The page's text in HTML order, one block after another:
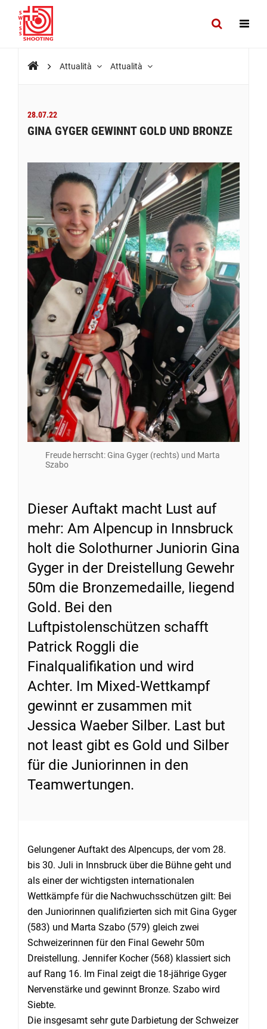
Attualità Attualità
28.07.22
GINA GYGER GEWINNT GOLD UND BRONZE
Freude herrscht: Gina Gyger (rechts) und Marta
Szabo
Dieser Auftakt macht Lust auf
mehr: Am Alpencup in Innsbruck
holt die Solothurner Juniorin Gina
Gyger in der Dreistellung Gewehr
50m die Bronzemedaille, liegend
Gold. Bei den
Luftpistolenschützen schafft
Patrick Roggli die
Finalqualifikation und wird
Achter. Im Mixed-Wettkampf
gewinnt er zusammen mit
Jessica Waeber Silber. Last but
not least gibt es Gold und Silber
für die Juniorinnen in den
Teamwertungen.
Gelungener Auftakt des Alpencups, der vom 28.
bis 30. Juli in Innsbruck über die Bühne geht und
als einer der wichtigsten internationalen
Wettkämpfe für die Nachwuchsschützen gilt: Bei
den Juniorinnen qualifizierten sich mit Gina Gyger
(583) und Marta Szabo (579) gleich zwei
Schweizerinnen für den Final Gewehr 50m
Dreistellung. Jennifer Kocher (568) klassiert sich
auf Rang 16. Im Final zeigt die 18-jährige Gyger
Nervenstärke und gewinnt Bronze. Szabo wird
Siebte.
Die insgesamt sehr gute Darbietung der Schweizer